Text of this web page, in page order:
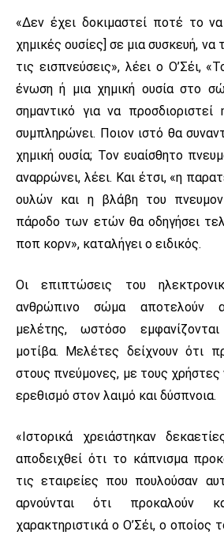
«Δεν έχει δοκιμαστεί ποτέ το
χημικές ουσίες] σε μια συσκευή, να
τις εισπνεύσεις», λέει ο Ο’Σέι,
ένωση ή μια χημική ουσία στο
σημαντικό για να προσδιοριστεί
συμπληρώνει. Ποιον ιστό θα
χημική ουσία; Τον ευαίσθητο
αναρρώνει, λέει. Και έτσι, «η
ουλών και η βλάβη του
πάροδο των ετών θα οδηγήσει
ποπ κορν», καταλήγει ο ειδικός.
Οι επιπτώσεις του
ανθρώπινο σώμα αποτελούν
μελέτης, ωστόσο
μοτίβα. Μελέτες δείχνουν ότι
στους πνεύμονες, με τους
ερεθισμό στον λαιμό και δύσπνοια.
«Ιστορικά χρειάστηκαν
αποδειχθεί ότι το κάπνισμα
τις εταιρείες που πουλούσαν
αρνούνται ότι προκαλούν
χαρακτηριστικά ο Ο’Σέι, ο οποίος